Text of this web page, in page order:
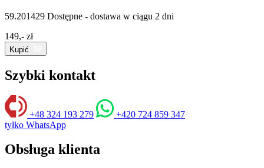
59.201429 Dostępne - dostawa w ciągu 2 dni
149,- zł
Kupić
Szybki kontakt
+48 324 193 279
+420 724 859 347
tyłko WhatsApp
Obsługa klienta